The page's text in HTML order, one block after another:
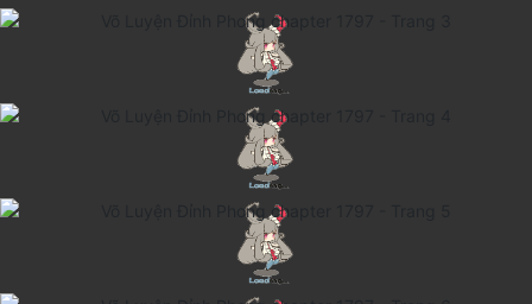
Hài Hước
Hậu Cung
Kinh Dị